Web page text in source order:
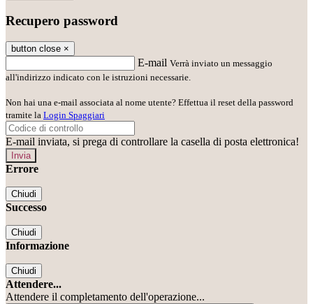
Recupero password
button close ×
E-mail Verrà inviato un messaggio
all'indirizzo indicato con le istruzioni necessarie.
Non hai una e-mail associata al nome utente? Effettua il reset della password
tramite la Login Spaggiari
E-mail inviata, si prega di controllare la casella di posta elettronica!
Errore
Chiudi
Successo
Chiudi
Informazione
Chiudi
Attendere...
Attendere il completamento dell'operazione...